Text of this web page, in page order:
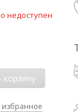
недоступен
корзину
избранное